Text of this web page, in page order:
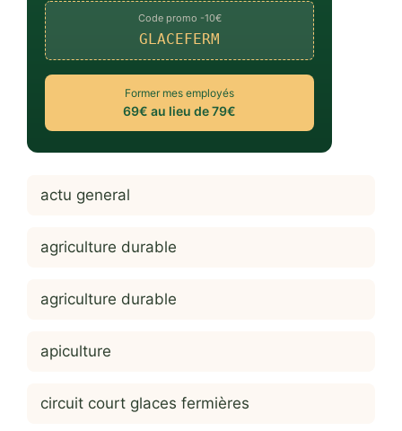
Code promo -10€
GLACEFERM
Former mes employés
69€ au lieu de 79€
actu general
agriculture durable
agriculture durable
apiculture
circuit court glaces fermières